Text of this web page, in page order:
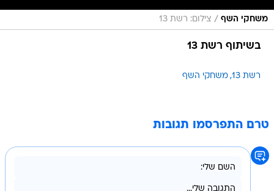
משחקי השף / צילום: רשת 13
בשיתוף רשת 13
רשת 13 משחקי השף
טרם התפרסמו תגובות